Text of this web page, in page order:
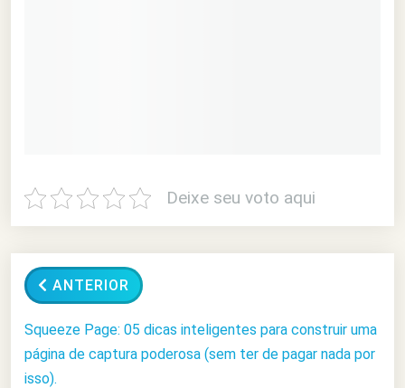
Deixe seu voto aqui
ANTERIOR
Squeeze Page: 05 dicas inteligentes para construir uma
página de captura poderosa (sem ter de pagar nada por
isso).